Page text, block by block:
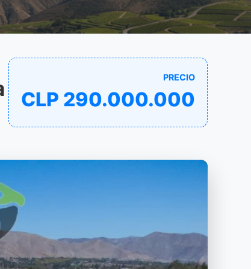
PRECIO
CLP 290.000.000